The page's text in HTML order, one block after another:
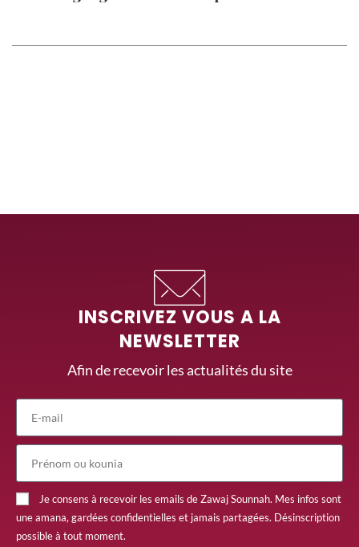
INSCRIVEZ VOUS A LA
NEWSLETTER
Afin de recevoir les actualités du site
Je consens à recevoir les emails de Zawaj Sounnah. Mes infos sont
une amana, gardées confidentielles et jamais partagées. Désinscription
possible à tout moment.